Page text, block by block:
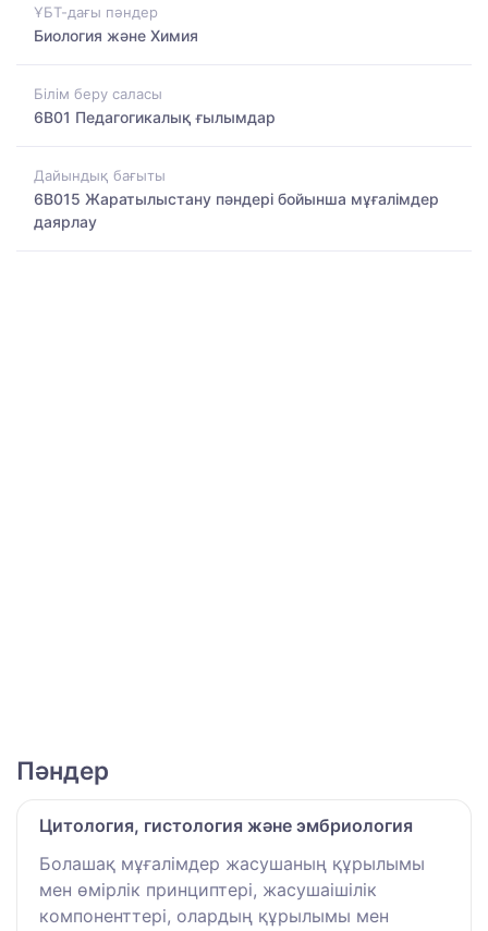
ҰБТ-дағы пәндер
Биология және Химия
Білім беру саласы
6B01 Педагогикалық ғылымдар
Дайындық бағыты
6B015 Жаратылыстану пәндері бойынша мұғалімдер
даярлау
Пәндер
Цитология, гистология және эмбриология
Болашақ мұғалімдер жасушаның құрылымы
мен өмірлік принциптері, жасушаішілік
компоненттері, олардың құрылымы мен